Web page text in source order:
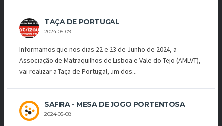
TAÇA DE PORTUGAL
2024-05-09
Informamos que nos dias 22 e 23 de Junho de 2024, a
Associação de Matraquilhos de Lisboa e Vale do Tejo (AMLVT),
vai realizar a Taça de Portugal, um dos...
SAFIRA - MESA DE JOGO PORTENTOSA
2024-05-08